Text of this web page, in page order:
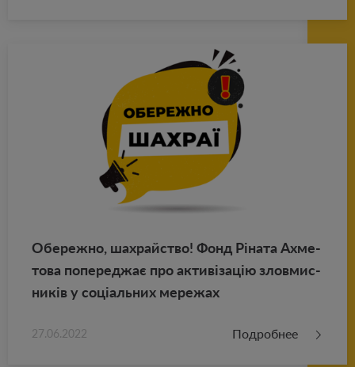
Обе­реж­но, шахрай­ство! Фонд Ріната Ах­ме­
то­ва по­пе­реджає про активізацію злов­мис­
ників у соціаль­них ме­ре­жах
27.06.2022 Подробнее